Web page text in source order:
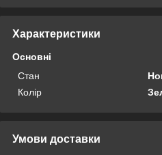
Характеристики
Основні
Стан
Колір
Умови доставки